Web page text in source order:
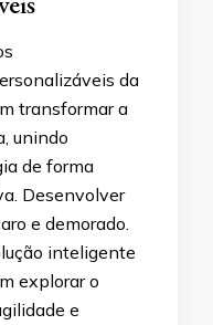
da
transformar a
unindo
de forma
Desenvolver
e demorado.
inteligente
explorar o
e